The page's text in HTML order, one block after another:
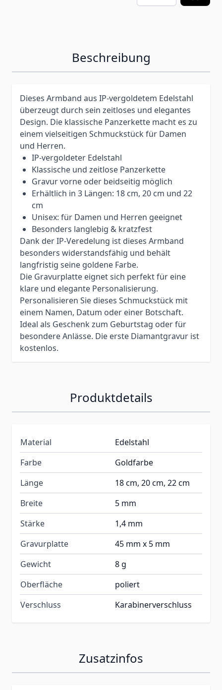
Beschreibung
Dieses Armband aus IP-vergoldetem Edelstahl
überzeugt durch sein zeitloses und elegantes
Design. Die klassische Panzerkette macht es zu
einem vielseitigen Schmuckstück für Damen
und Herren.
IP-vergoldeter Edelstahl
Klassische und zeitlose Panzerkette
Gravur vorne oder beidseitig möglich
Erhältlich in 3 Längen: 18 cm, 20 cm und 22
cm
Unisex: für Damen und Herren geeignet
Besonders langlebig & kratzfest
Dank der IP-Veredelung ist dieses Armband
besonders widerstandsfähig und behält
langfristig seine goldene Farbe.
Die Gravurplatte eignet sich perfekt für eine
klare und elegante Personalisierung.
Personalisieren Sie dieses Schmuckstück mit
einem Namen, Datum oder einer Botschaft.
Ideal als Geschenk zum Geburtstag oder für
besondere Anlässe. Die erste Diamantgravur ist
kostenlos.
Produktdetails
Material
Edelstahl
Farbe
Goldfarbe
Länge
18 cm, 20 cm, 22 cm
Breite
5 mm
Stärke
1,4 mm
Gravurplatte
45 mm x 5 mm
Gewicht
8 g
Oberfläche
poliert
Verschluss
Karabinerverschluss
Zusatzinfos